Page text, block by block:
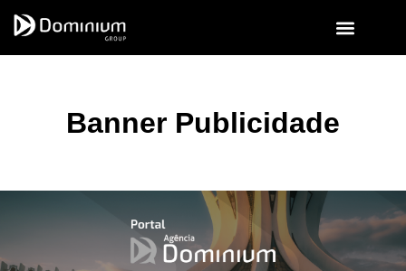
Banner Publicidade